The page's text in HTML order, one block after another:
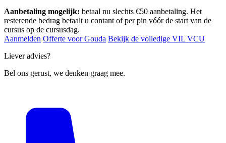
Aanbetaling mogelijk: betaal nu slechts €50 aanbetaling. Het
resterende bedrag betaalt u contant of per pin vóór de start van de
cursus op de cursusdag.
Aanmelden Offerte voor Gouda Bekijk de volledige VIL VCU
Liever advies?
Bel ons gerust, we denken graag mee.